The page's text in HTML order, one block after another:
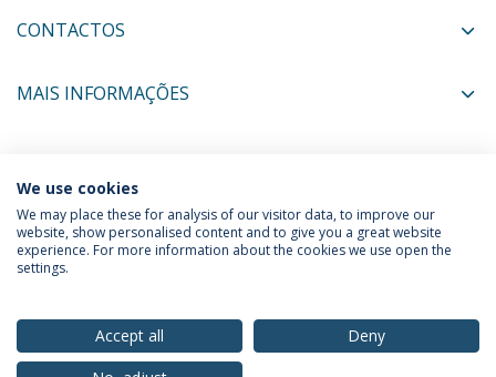
CONTACTOS
MAIS INFORMAÇÕES
COORDENADORES
Política de Privacidade
Termos & Condições
We use cookies
We may place these for analysis of our visitor data, to improve our
website, show personalised content and to give you a great website
experience. For more information about the cookies we use open the
settings.
Accept all
Deny